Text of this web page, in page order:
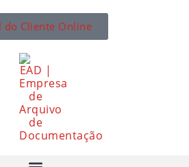
do Cliente Online